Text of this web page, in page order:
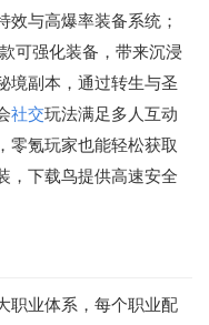
效与高爆率装备系统；
可强化装备，带来沉浸
境副本，通过转生与圣
社交玩法满足多人互动
零氪玩家也能轻松获取
，下载鸟提供高速安全
职业体系，每个职业配